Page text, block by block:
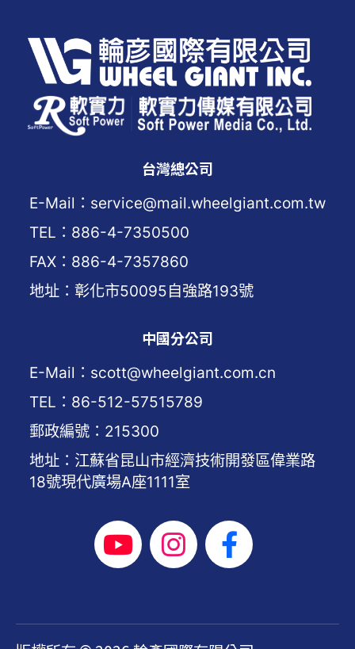
台灣總公司
E-Mail：service@mail.wheelgiant.com.tw
TEL：886-4-7350500
FAX：886-4-7357860
地址：彰化市50095自強路193號
中國分公司
E-Mail：scott@wheelgiant.com.cn
TEL：86-512-57515789
郵政編號：215300
地址：江蘇省昆山市經濟技術開發區偉業路
18號現代廣場A座1111室